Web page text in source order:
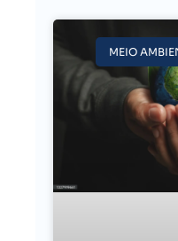
MEIO